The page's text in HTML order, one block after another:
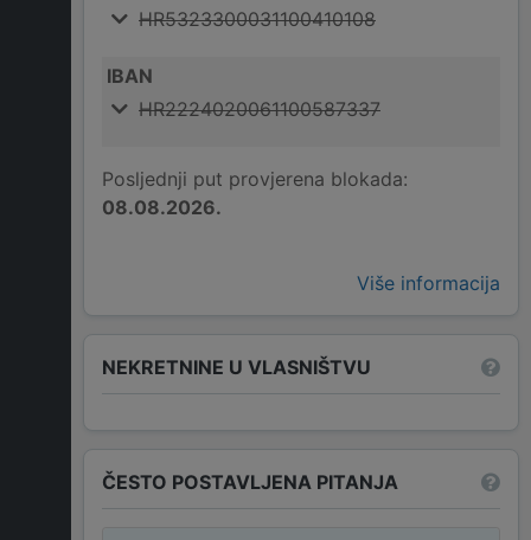
HR5323300031100410108
IBAN
HR2224020061100587337
Posljednji put provjerena blokada:
08.08.2026.
Više informacija
NEKRETNINE U VLASNIŠTVU
ČESTO POSTAVLJENA PITANJA